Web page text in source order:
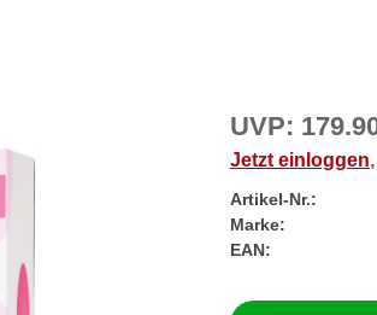
UVP:
Jetzt einloggen
Artikel-Nr.:
Marke:
EAN: